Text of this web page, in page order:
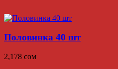
Половинка 40 шт
2,178 сом